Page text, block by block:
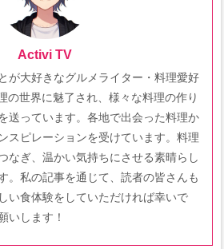
Activi TV
が大好きなグルメライター・料理愛好
の世界に魅了され、様々な料理の作り
送っています。各地で出会った料理か
スピレーションを受けています。料理
なぎ、温かい気持ちにさせる素晴らし
。私の記事を通じて、読者の皆さんも
い食体験をしていただければ幸いで
いします！